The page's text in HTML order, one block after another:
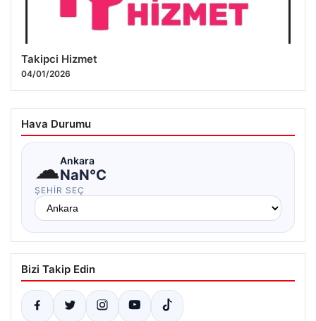
Takipci Hizmet
04/01/2026
Hava Durumu
☁Ankara
NaN°C
ŞEHIR SEÇ
Bizi Takip Edin